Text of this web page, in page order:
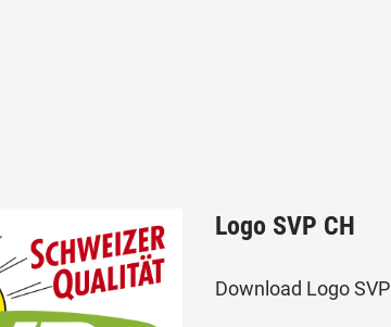
Logo SVP CH
Download Logo